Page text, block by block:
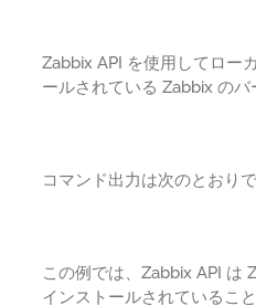
Zabbix API を使用してロー
ールされている Zabbix のバ
コマンド出力は次のとおりで
この例では、Zabbix API は
インストールされているこ